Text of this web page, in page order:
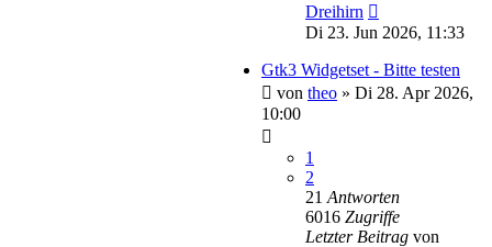
Dreihirn
Di 23. Jun 2026, 11:33
Gtk3 Widgetset - Bitte testen
von theo » Di 28. Apr 2026,
10:00
1
2
21 Antworten
6016 Zugriffe
Letzter Beitrag von